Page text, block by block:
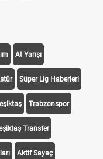
At Yarışı
Süper Lig Haberleri
Trabzonspor
Transfer
Aktif Sayaç